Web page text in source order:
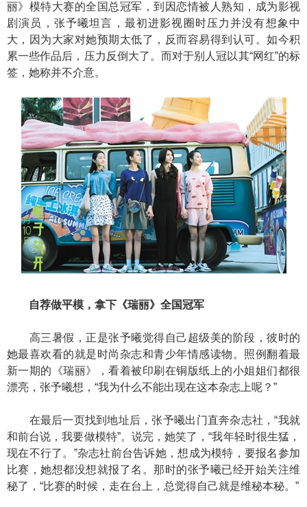
丽》模特大赛的全国总冠军，到因恋情被人熟知，成为影视
剧演员，张予曦坦言，最初进影视圈时压力并没有想象中
大，因为大家对她预期太低了，反而容易得到认可。如今积
累一些作品后，压力反倒大了。而对于别人冠以其“网红”的标
签，她称并不介意。
自荐做平模，拿下《瑞丽》全国冠军
高三暑假，正是张予曦觉得自己超级美的阶段，彼时的
她最喜欢看的就是时尚杂志和青少年情感读物。照例翻着最
新一期的《瑞丽》，看着被印刷在铜版纸上的小姐姐们都很
漂亮，张予曦想，“我为什么不能出现在这本杂志上呢？”
在最后一页找到地址后，张予曦出门直奔杂志社，“我就
和前台说，我要做模特”。说完，她笑了，“我年轻时很生猛，
现在不行了。”杂志社前台告诉她，想成为模特，要报名参加
比赛，她想都没想就报了名。那时的张予曦已经开始关注维
秘了，“比赛的时候，走在台上，总觉得自己就是维秘本秘。”